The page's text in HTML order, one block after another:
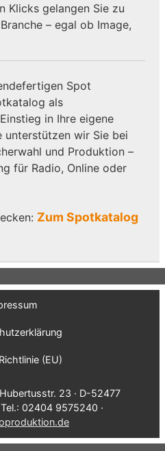
Klicks gelangen Sie zu
– egal ob Image,
Spot
als
in Ihre eigene
unterstützen wir Sie bei
und Produktion –
für Radio, Online oder
Zum Spotkatalog
(EU)
23 · D-52477
02404 9575240 ·